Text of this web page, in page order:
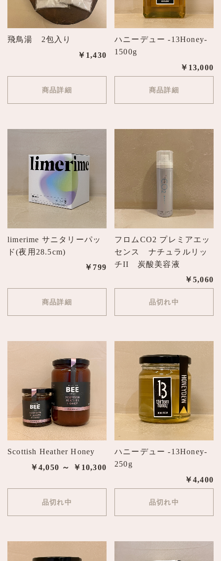
飛鳥湯 2包入り
￥1,430
商品詳細
ハニーデュー -13Honey-
1500g
￥13,000
商品詳細
limerime サニタリーパッ
ド(夜用28.5cm)
￥799
商品詳細
フロムCO2 プレミアエッ
センス ナチュラルリッ
チII 炭酸美容液
￥5,060
品切れ中
Scottish Heather Honey
￥4,050 ～ ￥10,300
品切れ中
ハニーデュー -13Honey-
250g
￥4,400
品切れ中